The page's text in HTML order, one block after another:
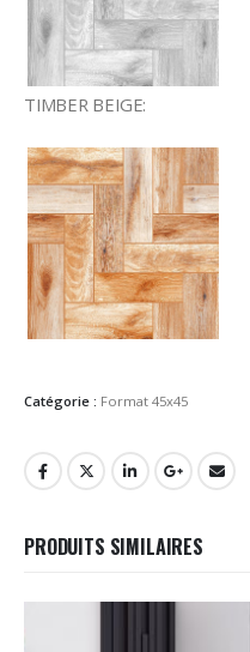
TIMBER BEIGE:
Catégorie : Format 45x45
PRODUITS SIMILAIRES